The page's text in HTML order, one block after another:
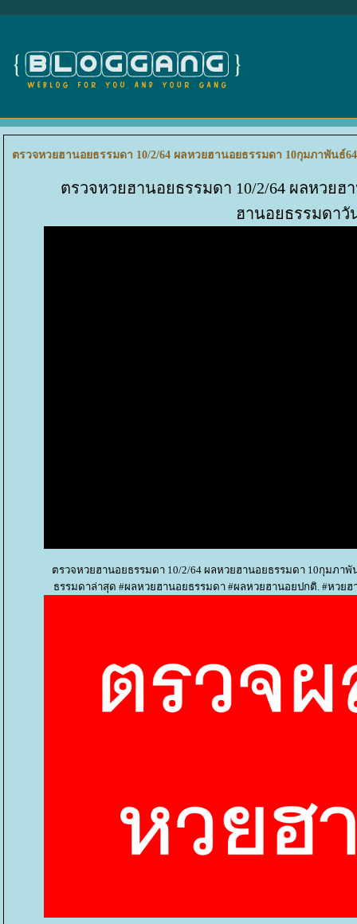
ตรวจหวยฮานอยธรรมดา 10/2/64 ผลหวยฮานอยธรรมดา 10กุมภาพันธ์
ตรวจหวยฮานอยธรรมดา 10/2/64 ผลหวย
ฮานอยธรรมดาวั
ตรวจหวยฮานอยธรรมดา 10/2/64 ผลหวยฮานอยธรรมดา 10กุมภ
ธรรมดาล่าสุด #ผลหวยฮานอยธรรมดา #ผลหวยฮานอยปกติ. #หว